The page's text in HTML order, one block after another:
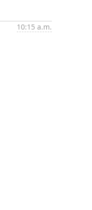
10:15 a.m.